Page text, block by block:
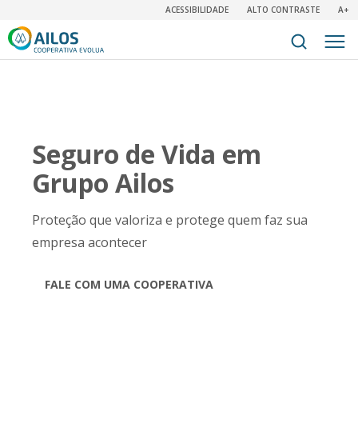
ACESSIBILIDADE ALTO CONTRASTE A+
Seguro de Vida em
Grupo Ailos
Proteção que valoriza e protege quem faz sua
empresa acontecer
FALE COM UMA COOPERATIVA